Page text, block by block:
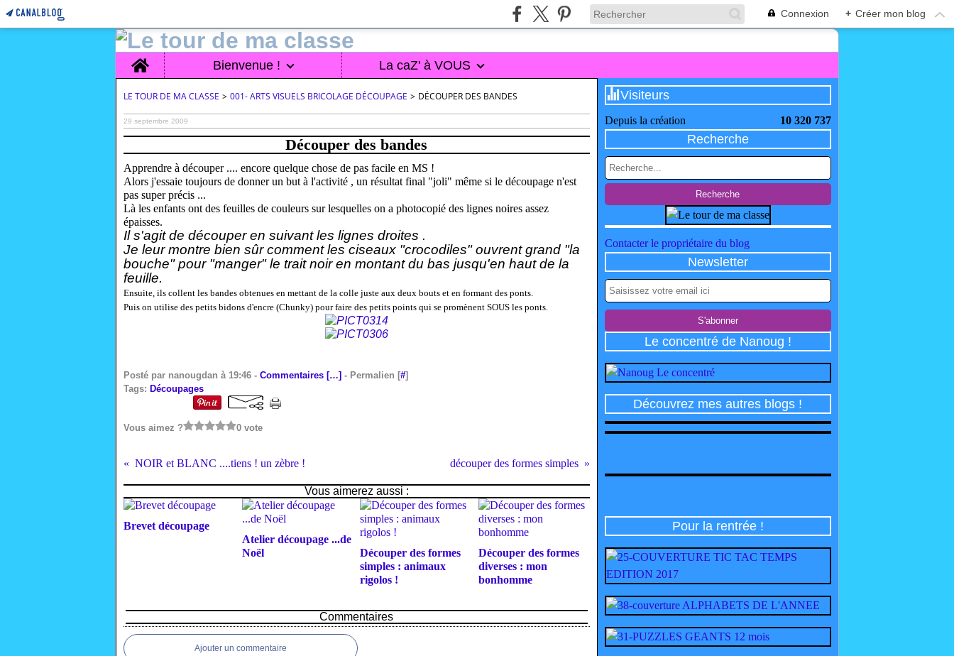
Connexion + Créer mon blog
Home Bienvenue ! La caZ' à VOUS
LE TOUR DE MA CLASSE > 001- ARTS VISUELS BRICOLAGE DÉCOUPAGE > DÉCOUPER DES BANDES
29 septembre 2009
Découper des bandes
Apprendre à découper .... encore quelque chose de pas facile en MS !
Alors j'essaie toujours de donner un but à l'activité , un résultat final "joli" même si le découpage n'est
pas super précis ...
Là les enfants ont des feuilles de couleurs sur lesquelles on a photocopié des lignes noires assez
épaisses.
Il s'agit de découper en suivant les lignes droites .
Je leur montre bien sûr comment les ciseaux "crocodiles" ouvrent grand "la
bouche" pour "manger" le trait noir en montant du bas jusqu'en haut de la
feuille.
Ensuite, ils collent les bandes obtenues en mettant de la colle juste aux deux bouts et en formant des ponts.
Puis on utilise des petits bidons d'encre (Chunky) pour faire des petits points qui se promènent SOUS les ponts.
Posté par nanougdan à 19:46 - Commentaires […] - Permalien [#]
Tags: Découpages
Vous aimez ? 0 vote
NOIR et BLANC ....tiens ! un zèbre ! découper des formes simples
Vous aimerez aussi :
Brevet découpage
Atelier découpage ...de
Noël
Découper des formes
simples : animaux
rigolos !
Découper des formes
diverses : mon
bonhomme
Commentaires
Ajouter un commentaire
Visiteurs
Depuis la création 10 320 737
Recherche
Contacter le propriétaire du blog
Newsletter
Le concentré de Nanoug !
Découvrez mes autres blogs !
Pour la rentrée !